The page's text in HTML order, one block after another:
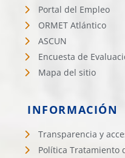
Portal del Empleo
ORMET Atlántico
ASCUN
Encuesta de
Mapa del sitio
INFORMACIÓN
Transparencia y
Política Tratamiento